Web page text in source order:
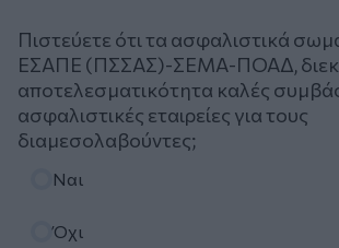
Πιστεύετε ότι τα ασφαλιστικά
ΕΣΑΠΕ (ΠΣΣΑΣ)-ΣΕΜΑ-ΠΟΑΔ,
αποτελεσματικότητα καλές
ασφαλιστικές εταιρείες για τους
διαμεσολαβούντες;
Ναι
Όχι